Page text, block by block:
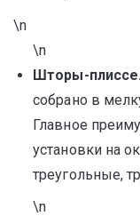
\n
\n
Шторы-
собрано в
Главное
установки на
треугольные,
\n